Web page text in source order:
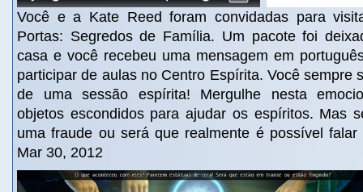
Você e a Kate Reed foram convidadas para
Portas: Segredos de Família. Um pacote foi
casa e você recebeu uma mensagem em
participar de aulas no Centro Espírita. Você sempre
de uma sessão espírita! Mergulhe nesta
objetos escondidos para ajudar os espíritos. Mas
uma fraude ou será que realmente é possível
Mar 30, 2012